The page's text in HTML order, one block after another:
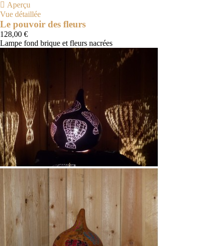
 Aperçu
Vue détaillée
Le pouvoir des fleurs
128,00 €
Lampe fond brique et fleurs nacrées
Terre
(clair
ou
foncé)